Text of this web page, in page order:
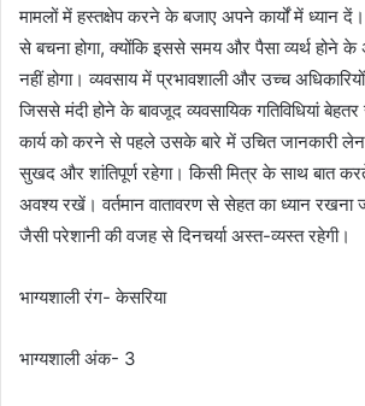
मामलों में हस्तक्षेप करने के बजाए अपने कार्यों में ध्यान
से बचना होगा, क्योंकि इससे समय और पैसा व्यर्थ होने
नहीं होगा। व्यवसाय में प्रभावशाली और उच्च
जिससे मंदी होने के बावजूद व्यवसायिक गतिविधियां
कार्य को करने से पहले उसके बारे में उचित जानकारी
सुखद और शांतिपूर्ण रहेगा। किसी मित्र के साथ बात
अवश्य रखें। वर्तमान वातावरण से सेहत का ध्यान
जैसी परेशानी की वजह से दिनचर्या अस्त-व्यस्त रहेगी।
भाग्यशाली रंग- केसरिया
भाग्यशाली अंक- 3